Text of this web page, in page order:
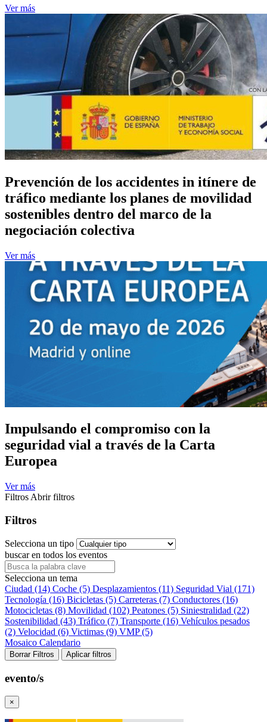
Ver más
Prevención de los accidentes in itínere de
tráfico mediante los planes de movilidad
sostenibles dentro del marco de la
negociación colectiva
Ver más
Impulsando el compromiso con la
seguridad vial a través de la Carta
Europea
Ver más
Filtros Abrir filtros
Filtros
Selecciona un tipo
buscar en todos los eventos
Selecciona un tema
Ciudad (14) Coche (5) Desplazamientos (11) Seguridad Vial (171)
Tecnología (16) Bicicletas (5) Carreteras (7) Conductores (16)
Motocicletas (8) Movilidad (102) Peatones (5) Siniestralidad (22)
Sostenibilidad (43) Tráfico (7) Transporte (16) Vehículos pesados
(2) Velocidad (6) Victimas (9) VMP (5)
Mosaico Calendario
Borrar Filtros Aplicar filtros
evento/s
×